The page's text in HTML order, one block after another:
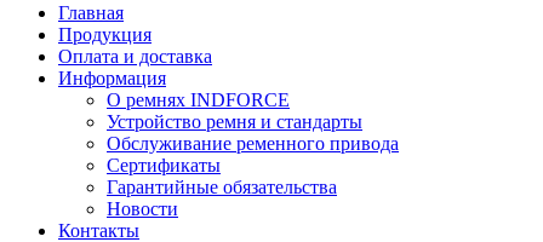
Главная
Продукция
Оплата и доставка
Информация
О ремнях INDFORCE
Устройство ремня и стандарты
Обслуживание ременного привода
Сертификаты
Гарантийные обязательства
Новости
Контакты